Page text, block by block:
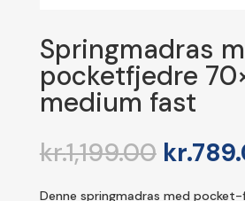
Springmadras
pocketfjedre
medium fast
kr.1,199.00 Den
pris
kr.
Denne springmadras med